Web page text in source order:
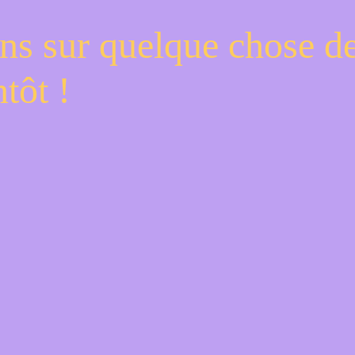
sur quelque chose
!